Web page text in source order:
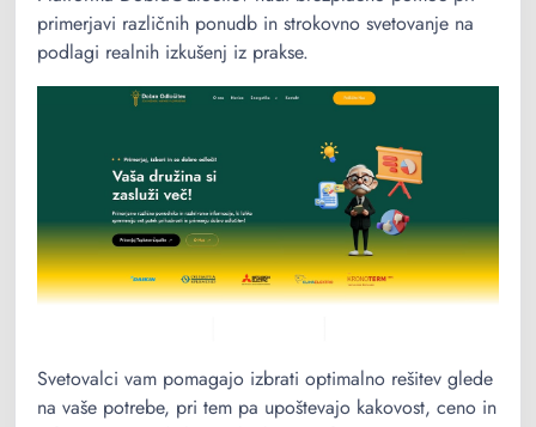
primerjavi različnih ponudb in strokovno svetovanje na
podlagi realnih izkušenj iz prakse.
Svetovalci vam pomagajo izbrati optimalno rešitev glede
na vaše potrebe, pri tem pa upoštevajo kakovost, ceno in